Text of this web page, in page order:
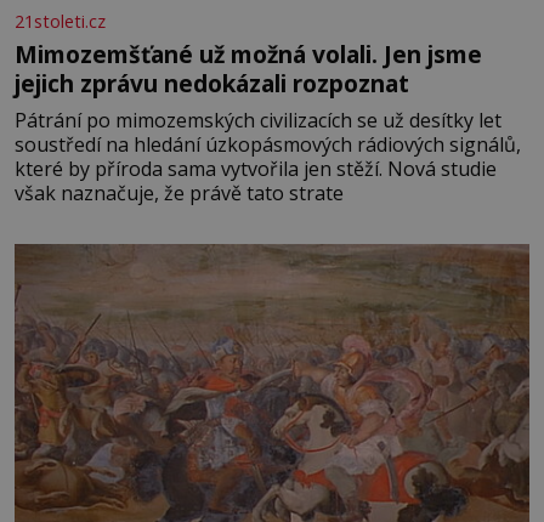
21stoleti.cz
Mimozemšťané už možná volali. Jen jsme
jejich zprávu nedokázali rozpoznat
Pátrání po mimozemských civilizacích se už desítky let
soustředí na hledání úzkopásmových rádiových signálů,
které by příroda sama vytvořila jen stěží. Nová studie
však naznačuje, že právě tato strate